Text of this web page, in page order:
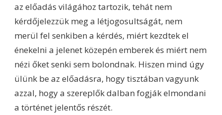
az előadás világához tartozik, tehát nem
kérdőjelezzük meg a létjogosultságát, nem
merül fel senkiben a kérdés, miért kezdtek el
énekelni a jelenet közepén emberek és miért nem
nézi őket senki sem bolondnak. Hiszen mind úgy
ülünk be az előadásra, hogy tisztában vagyunk
azzal, hogy a szereplők dalban fogják elmondani
a történet jelentős részét.